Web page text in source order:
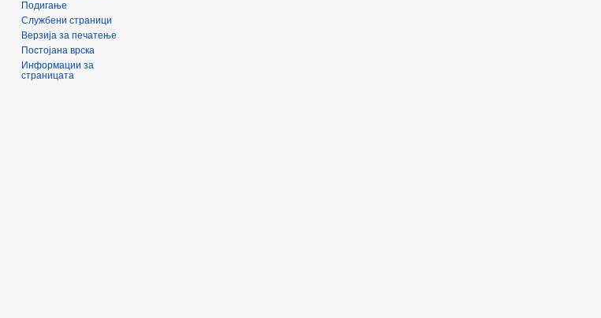
Подигање
Службени страници
Верзија за печатење
Постојана врска
Информации за
страницата